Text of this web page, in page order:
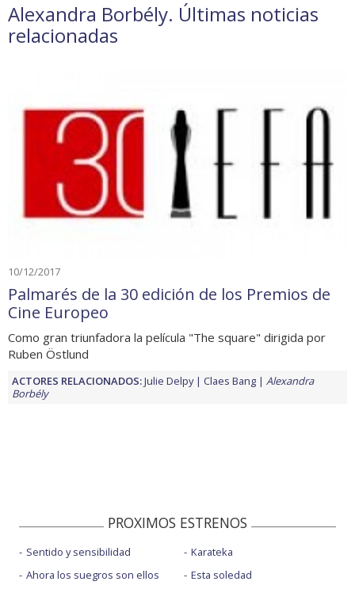
Alexandra Borbély. Últimas noticias
relacionadas
10/12/2017
Palmarés de la 30 edición de los Premios de
Cine Europeo
Como gran triunfadora la película "The square" dirigida por
Ruben Östlund
ACTORES RELACIONADOS:Julie Delpy Claes Bang
Alexandra
Borbély
PROXIMOS ESTRENOS
Sentido y sensibilidad
Ahora los suegros son ellos
Karateka
Esta soledad